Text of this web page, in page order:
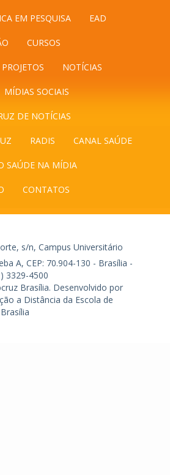
EM PESQUISA EAD
CURSOS
NOTÍCIAS
MÍDIAS SOCIAIS
DE NOTÍCIAS
RADIS CANAL SAÚDE
SAÚDE NA MÍDIA
CONTATOS
s/n, Campus Universitário
A, CEP: 70.904-130 - Brasília -
3329-4500
Brasília. Desenvolvido por
a Distância da Escola de